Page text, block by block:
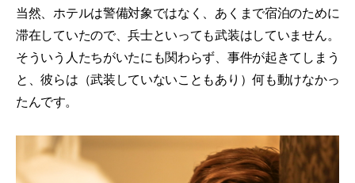
当然、ホテルは警備対象ではなく、あくまで宿泊のために
滞在していたので、兵士といっても武装はしていません。
そういう人たちがいたにも関わらず、事件が起きてしまう
と、彼らは（武装していないこともあり）何も動けなかっ
たんです。